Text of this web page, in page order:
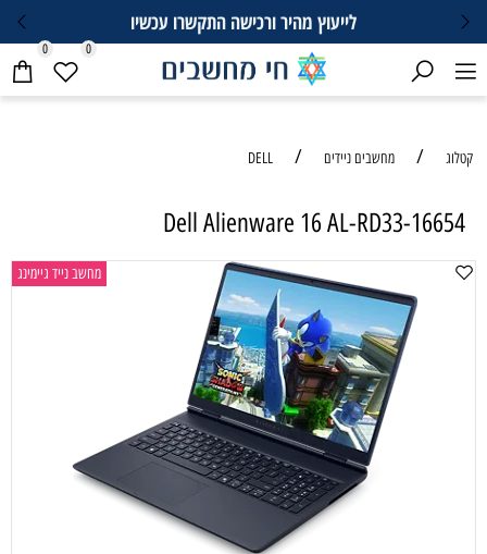
לייעוץ מהיר ורכישה התקשרו עכשיו
0 0
קטלוג / מחשבים ניידים /
DELL
Dell Alienware 16 AL-RD33-16654
מחשב נייד גיימינג